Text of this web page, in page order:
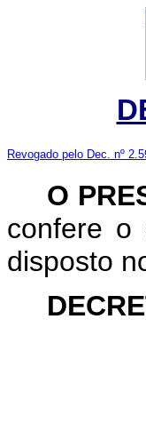
Revogado pelo Dec. nº
O
confere o
disposto